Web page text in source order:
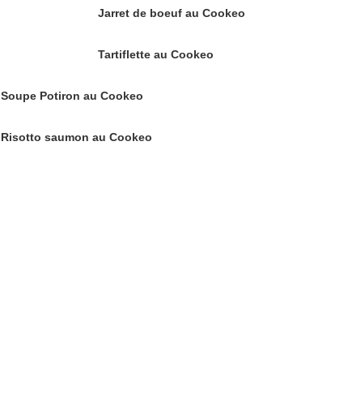
Jarret de boeuf au Cookeo
Tartiflette au Cookeo
Soupe Potiron au Cookeo
Risotto saumon au Cookeo